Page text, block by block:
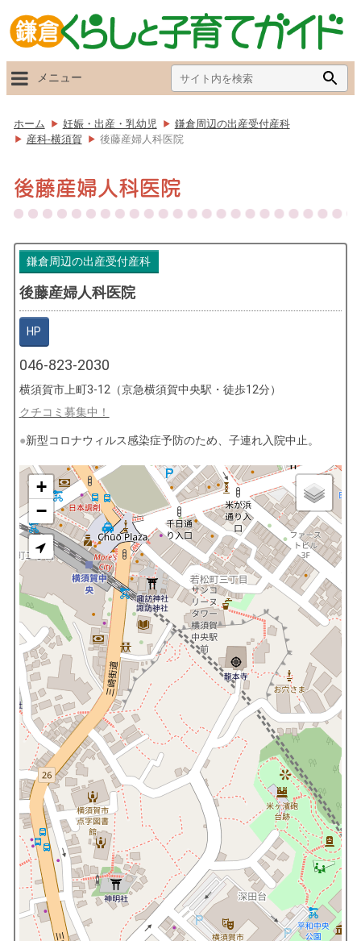
Search
for:
メニュー
ホーム 妊娠・出産・乳幼児
鎌倉周辺の出産受付産科
産科-横須賀
後藤産婦人科医院
後藤産婦人科医院
鎌倉周辺の出産受付産科
後藤産婦人科医院
HP
046-823-2030
横須賀市上町3-12（京急横須賀中央駅・徒歩12分）
クチコミ募集中！
新型コロナウィルス感染症予防のため、子連れ入院中止。
+
−